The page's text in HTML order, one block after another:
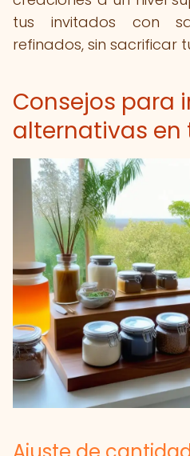
tus invitados con
refinados, sin sacrificar
Consejos para
alternativas en